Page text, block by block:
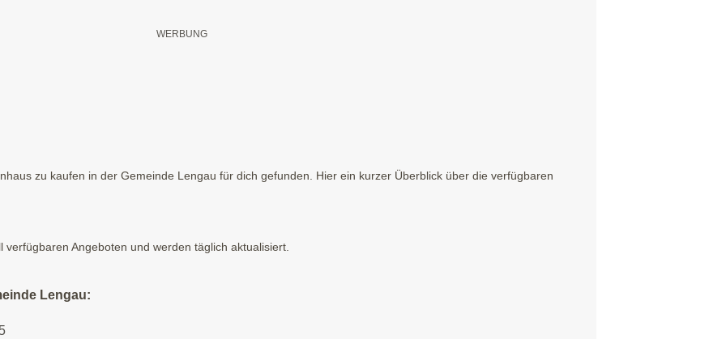
zu kaufen in der Gemeinde Lengau für dich gefunden. Hier ein kurzer Überblick über die verfügbaren
Angeboten und werden täglich aktualisiert.
Lengau: